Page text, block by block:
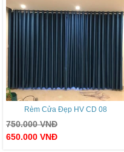
Rèm Cửa Đẹp HV CD 08
750.000VNĐ
650.000 VNĐ